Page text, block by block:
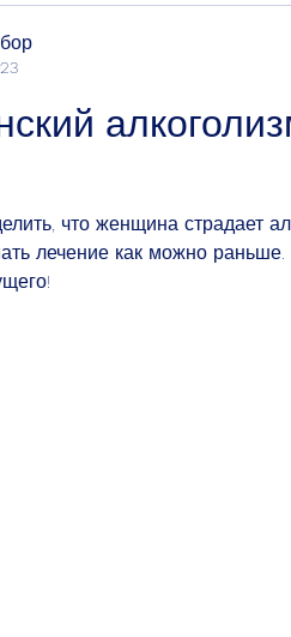
что женщина страдает
лечение как можно раньше.